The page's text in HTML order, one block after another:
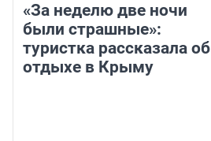
«За неделю две ночи
были страшные»:
туристка рассказала об
отдыхе в Крыму